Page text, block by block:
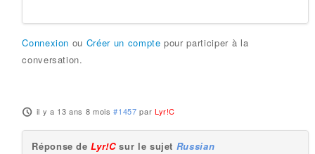
Connexion ou Créer un compte pour participer à la
conversation.
il y a 13 ans 8 mois #1457 par Lyr!C
Réponse deLyr!Csur le sujet Russian